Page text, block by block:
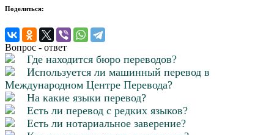
Поделиться:
Вопрос - ответ
Где находится бюро переводов?
Используется ли машинный перевод в
Международном Центре Перевода?
На какие языки перевод?
Есть ли перевод с редких языков?
Есть ли нотариальное заверение?